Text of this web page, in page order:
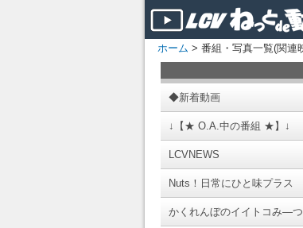
ホーム > 番組・写真一覧(関連
◆新着動画
↓【★ O.A.中の番組 ★】↓
LCVNEWS
Nuts！日常にひと味プラス
かくれんぼのイイトコみ―